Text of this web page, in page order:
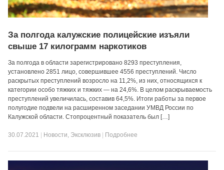
За полгода калужские полицейские изъяли
свыше 17 килограмм наркотиков
За полгода в области зарегистрировано 8293 преступления,
установлено 2851 лицо, совершившее 4556 преступлений. Число
раскрытых преступлений возросло на 11,2%, из них, относящихся к
категории особо тяжких и тяжких — на 24,6%. В целом раскрываемость
преступлений увеличилась, составив 64,5%. Итоги работы за первое
полугодие подвели на расширенном заседании УМВД России по
Калужской области. Стопроцентный показатель был […]
30.07.2021 Новости, Эксклюзив Подробнее